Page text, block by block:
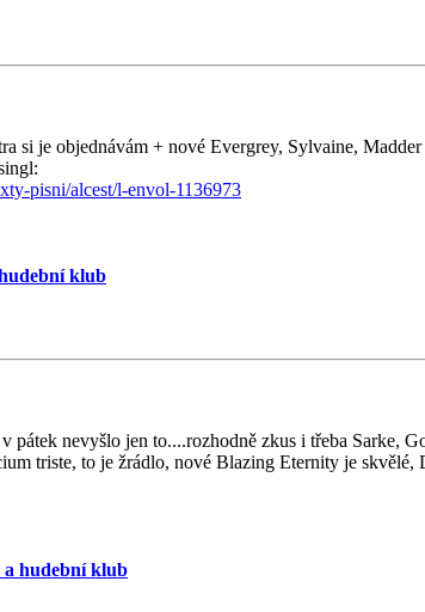
si je objednávám + nové Evergrey, Sylvaine,
pisni/alcest/l-envol-1136973
klub
pátek nevyšlo jen to....rozhodně zkus i třeba Sarke,
triste, to je žrádlo, nové Blazing Eternity je
a hudební klub